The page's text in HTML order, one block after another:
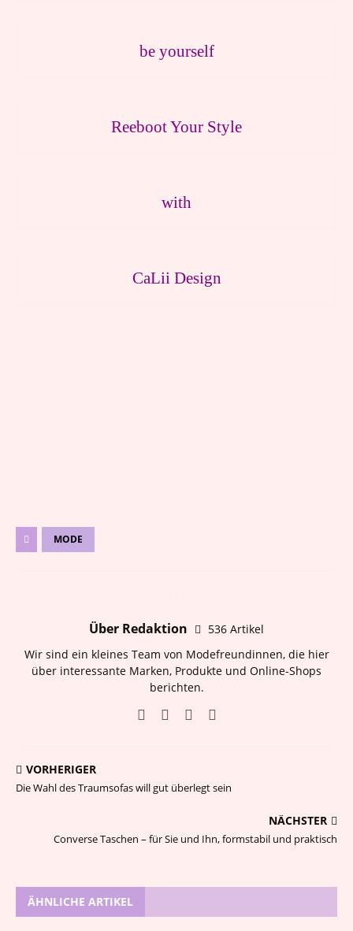
be yourself
Reeboot Your Style
with
CaLii Design
MODE
Über Redaktion
536 Artikel
Wir sind ein kleines Team von Modefreundinnen, die hier
über interessante Marken, Produkte und Online-Shops
berichten.
VORHERIGER
Die Wahl des Traumsofas will gut überlegt sein
NÄCHSTER
Converse Taschen – für Sie und Ihn, formstabil und praktisch
ÄHNLICHE ARTIKEL